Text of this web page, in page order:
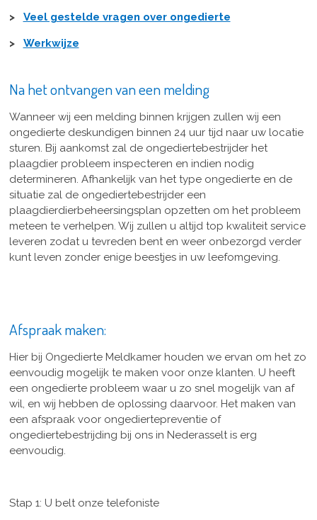
> Veel gestelde vragen over ongedierte
> Werkwijze
Na het ontvangen van een melding
Wanneer wij een melding binnen krijgen zullen wij een
ongedierte deskundigen binnen 24 uur tijd naar uw locatie
sturen. Bij aankomst zal de ongediertebestrijder het
plaagdier probleem inspecteren en indien nodig
determineren. Afhankelijk van het type ongedierte en de
situatie zal de ongediertebestrijder een
plaagdierdierbeheersingsplan opzetten om het probleem
meteen te verhelpen. Wij zullen u altijd top kwaliteit service
leveren zodat u tevreden bent en weer onbezorgd verder
kunt leven zonder enige beestjes in uw leefomgeving.
Afspraak maken:
Hier bij Ongedierte Meldkamer houden we ervan om het zo
eenvoudig mogelijk te maken voor onze klanten. U heeft
een ongedierte probleem waar u zo snel mogelijk van af
wil, en wij hebben de oplossing daarvoor. Het maken van
een afspraak voor ongediertepreventie of
ongediertebestrijding bij ons in Nederasselt is erg
eenvoudig.
Stap 1: U belt onze telefoniste